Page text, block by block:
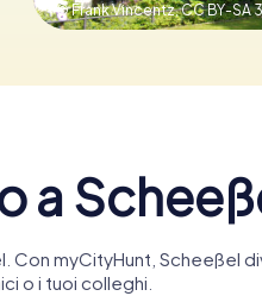
© Frank Vincentz,CC BY-SA
a
myCityHunt, Scheeßel
o i tuoi colleghi.